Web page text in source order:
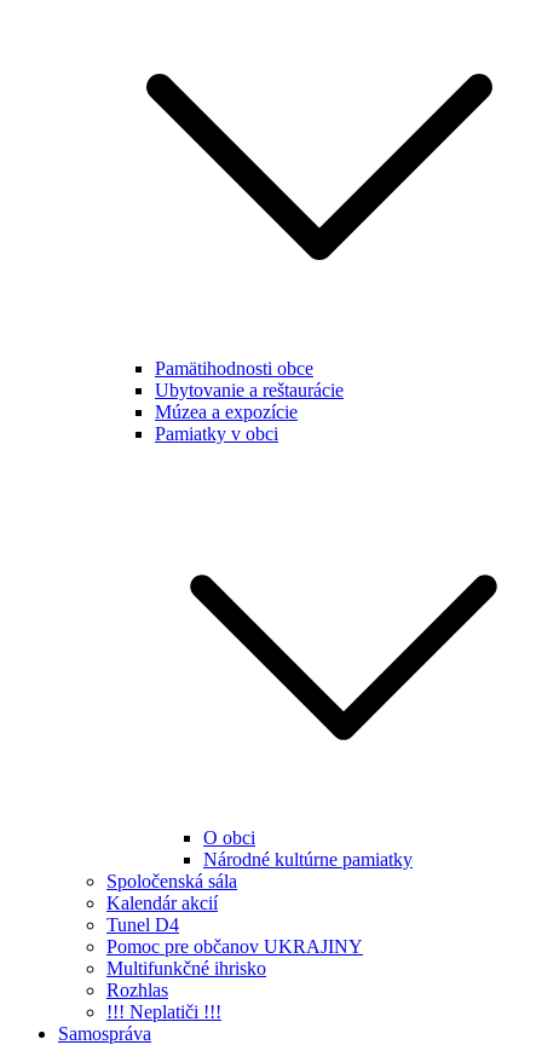
Pamätihodnosti obce
Ubytovanie a reštaurácie
Múzea a expozície
Pamiatky v obci
O obci
Národné kultúrne pamiatky
Spoločenská sála
Kalendár akcií
Tunel D4
Pomoc pre občanov UKRAJINY
Multifunkčné ihrisko
Rozhlas
!!! Neplatiči !!!
Samospráva